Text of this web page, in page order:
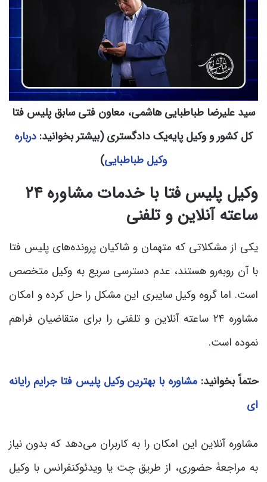
سید علیرضا طباطبایی هاشمی، معاون فتی سابق پلیس فتا
کل کشور و وکیل پایه‌یک دادگستری (بیشتر بخوانید: دربارۀ
وکیل طباطبایی)
وکیل پلیس فتا با خدمات مشاوره ۲۴
ساعته آنلاین و تلفنی
یکی از مشکلاتی که متهمان و شاکیان پرونده‌های پلیس فتا
با آن روبه‌رو هستند، عدم دسترسی سریع به وکیل متخصص
است. اما گروه وکیل سایبری این مشکل را حل کرده و امکان
مشاوره ۲۴ ساعته آنلاین و تلفنی را برای متقاضیان فراهم
نموده است.
حتماً بخوانید: مشاوره با بهترین وکیل پلیس فتا جرایم رایانه
ای
مشاوره آنلاین این امکان را به کاربران می‌دهد که بدون نیاز
به مراجعۀ حضوری، از طریق چت یا ویدئوکنفرانس با وکیل